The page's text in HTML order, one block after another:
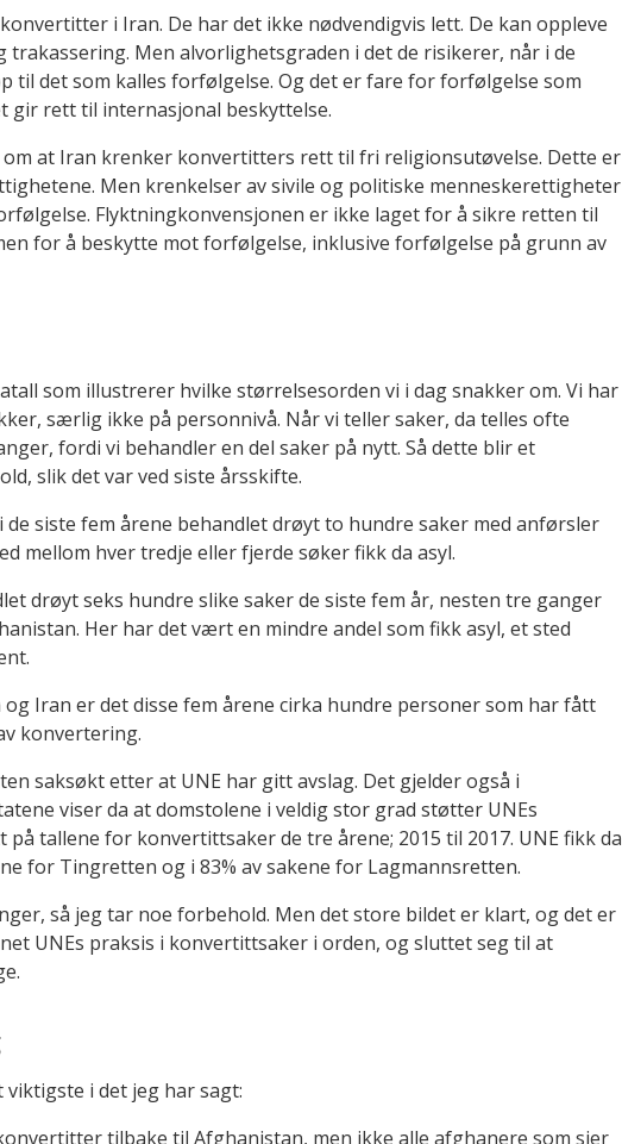
i Iran. De har det ikke nødvendigvis lett. De kan oppleve
trakassering. Men alvorlighetsgraden i det de risikerer, når i de
til det som kalles forfølgelse. Og det er fare for forfølgelse som
gir rett til internasjonal beskyttelse.
at Iran krenker konvertitters rett til fri religionsutøvelse. Dette er
Men krenkelser av sivile og politiske menneskerettigheter
Flyktningkonvensjonen er ikke laget for å sikre retten til
for å beskytte mot forfølgelse, inklusive forfølgelse på grunn av
som illustrerer hvilke størrelsesorden vi i dag snakker om. Vi har
særlig ikke på personnivå. Når vi teller saker, da telles ofte
fordi vi behandler en del saker på nytt. Så dette blir et
slik det var ved siste årsskifte.
siste fem årene behandlet drøyt to hundre saker med anførsler
mellom hver tredje eller fjerde søker fikk da asyl.
drøyt seks hundre slike saker de siste fem år, nesten tre ganger
Her har det vært en mindre andel som fikk asyl, et sted
Iran er det disse fem årene cirka hundre personer som har fått
konvertering.
saksøkt etter at UNE har gitt avslag. Det gjelder også i
viser da at domstolene i veldig stor grad støtter UNEs
på tallene for konvertittsaker de tre årene; 2015 til 2017. UNE fikk da
for Tingretten og i 83% av sakene for Lagmannsretten.
så jeg tar noe forbehold. Men det store bildet er klart, og det er
UNEs praksis i konvertittsaker i orden, og sluttet seg til at
viktigste i det jeg har sagt:
tilbake til Afghanistan, men ikke alle afghanere som sier